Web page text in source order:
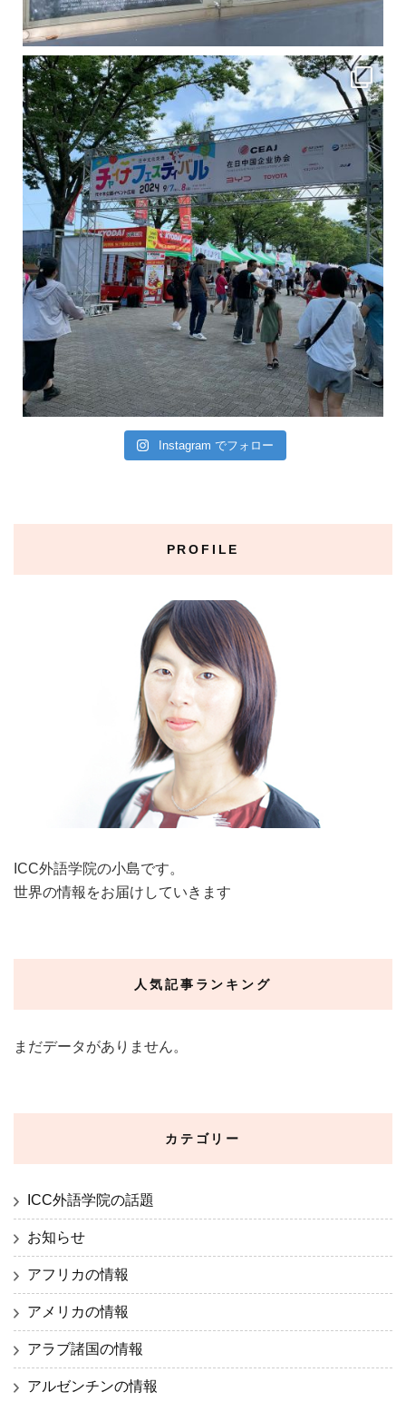
Instagram でフォロー
PROFILE
ICC外語学院の小島です。
世界の情報をお届けしていきます
人気記事ランキング
まだデータがありません。
カテゴリー
ICC外語学院の話題
お知らせ
アフリカの情報
アメリカの情報
アラブ諸国の情報
アルゼンチンの情報